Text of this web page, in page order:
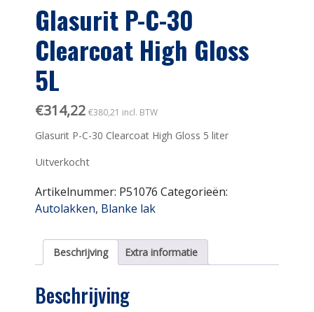
Glasurit P-C-30
Clearcoat High Gloss
5L
€314,22 €380,21 incl. BTW
Glasurit P-C-30 Clearcoat High Gloss 5 liter
Uitverkocht
Artikelnummer: P51076 Categorieën:
Autolakken, Blanke lak
Beschrijving Extra informatie
Beschrijving